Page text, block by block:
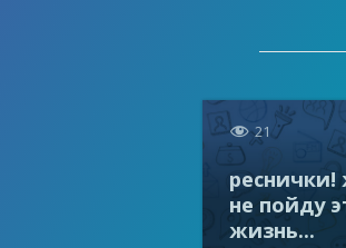
 21
не пойду
жизнь...